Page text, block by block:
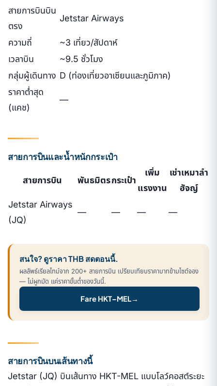
สายการบินบิน
ตรง
Jetstar Airways
ความถี่
~3 เที่ยว/สัปดาห์
เวลาบิน
~9.5 ชั่วโมง
กลุ่มผู้เดินทาง D (ท่องเที่ยวอาเซียนและภูมิภาค)
ราคาต่ำสุด
(แคช)
—
สายการบินและน้ำหนักกระเป๋า
สายการบิน พันธมิตรกระเป๋า
เพิ่ม
แรงงาน
เช่าเหมาลำ
ฮัจญ์
Jetstar Airways
(JQ)
— — — —
สนใจ? ดูราคา THB สดตอนนี้.
ผลลัพธ์เรียลไทม์จาก 200+ สายการบิน เปรียบเทียบราคาบาทข้ามไซต์จอง
— ไม่ผูกมัด แค่ราคาขั้นต่ำของวันนี้.
Fare HKT–MEL→
สายการบินบนเส้นทางนี้
Jetstar (JQ) บินเส้นทาง HKT-MEL แบบโลว์คอสต์ระยะ